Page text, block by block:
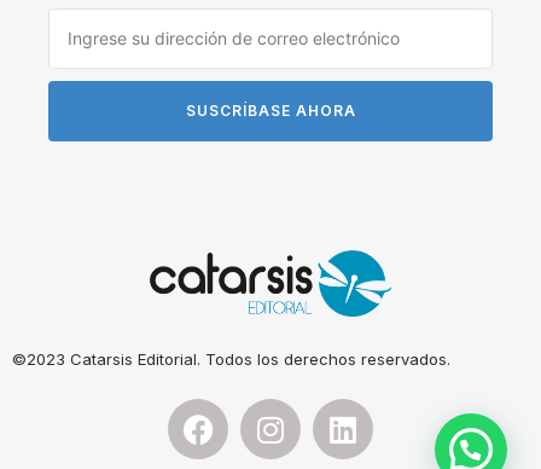
SUSCRÍBASE AHORA
©2023 Catarsis Editorial. Todos los derechos reservados.